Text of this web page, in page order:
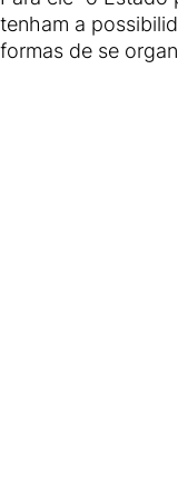
tenham a
formas de se